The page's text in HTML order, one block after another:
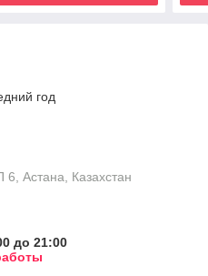
год
Астана, Казахстан
до 21:00